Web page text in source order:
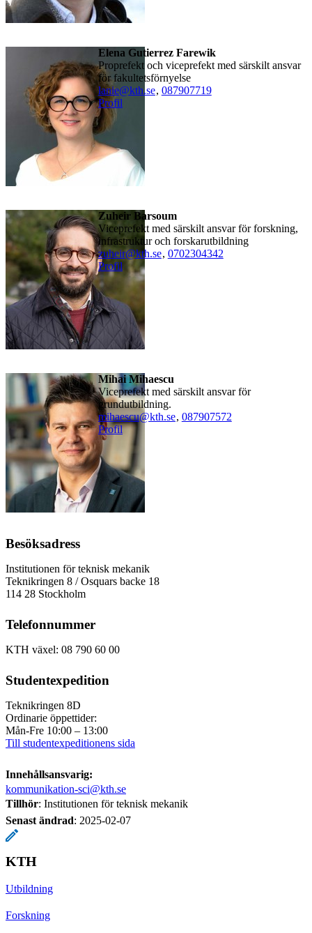
Elena Gutierrez Farewik
Proprefekt och viceprefekt med särskilt ansvar
för fakultetsförnyelse
lanie@kth.se, 087907719
Profil
Zuheir Barsoum
Viceprefekt med särskilt ansvar för forskning,
infrastruktur och forskarutbildning
zuheir@kth.se, 0702304342
Profil
Mihai Mihaescu
Viceprefekt med särskilt ansvar för
grundutbildning.
mihaescu@kth.se, 087907572
Profil
Besöksadress
Institutionen för teknisk mekanik
Teknikringen 8 / Osquars backe 18
114 28 Stockholm
Telefonnummer
KTH växel: 08 790 60 00
Studentexpedition
Teknikringen 8D
Ordinarie öppettider:
Mån-Fre 10:00 – 13:00
Till studentexpeditionens sida
Innehållsansvarig:
kommunikation-sci@kth.se
Tillhör: Institutionen för teknisk mekanik
Senast ändrad: 2025-02-07
KTH
Utbildning
Forskning